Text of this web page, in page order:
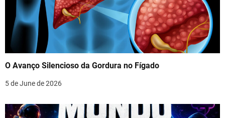
O Avanço Silencioso da Gordura no Fígado
5 de June de 2026